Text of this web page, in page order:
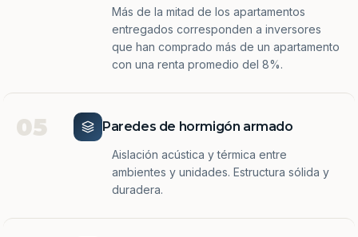
Más de la mitad de los apartamentos
entregados corresponden a inversores
que han comprado más de un apartamento
con una renta promedio del 8%.
05 Paredes de hormigón armado
Aislación acústica y térmica entre
ambientes y unidades. Estructura sólida y
duradera.